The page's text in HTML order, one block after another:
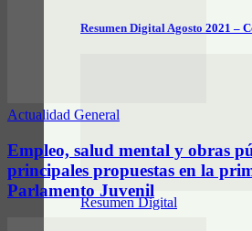
Resumen Digital Agosto 2021 –
Resumen Digital
Actualidad General
Empleo, salud mental y obras
principales propuestas en la
Parlamento Juvenil